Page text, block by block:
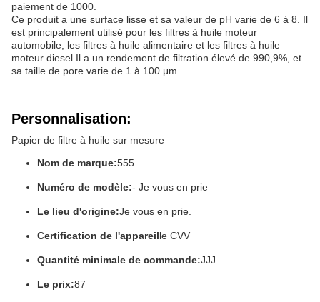
paiement de 1000.
Ce produit a une surface lisse et sa valeur de pH varie de 6 à 8. Il
est principalement utilisé pour les filtres à huile moteur
automobile, les filtres à huile alimentaire et les filtres à huile
moteur diesel.Il a un rendement de filtration élevé de 990,9%, et
sa taille de pore varie de 1 à 100 μm.
Personnalisation:
Papier de filtre à huile sur mesure
Nom de marque:555
Numéro de modèle:- Je vous en prie
Le lieu d'origine:Je vous en prie.
Certification de l'appareille CVV
Quantité minimale de commande:JJJ
Le prix:87